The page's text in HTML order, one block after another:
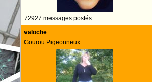
72927 messages postés
valoche
Gourou Pigeonneux